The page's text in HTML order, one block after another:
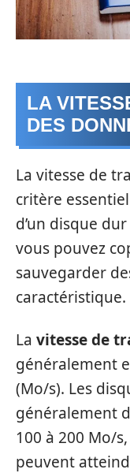
LA
DES
La vitesse de
critère
d’un disque
vous pouvez
sauvegarder
caractéristique.
La vitesse de
généralement
(Mo/s). Les
généralement
100 à 200 Mo/
peuvent